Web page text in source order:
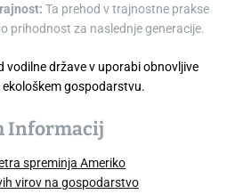
Ta prehod v trajnostne prakse
prihodnost za naslednje generacije.
vodilne države v uporabi obnovljive
gospodarstvu.
Informacij
spreminja Ameriko
virov na gospodarstvo